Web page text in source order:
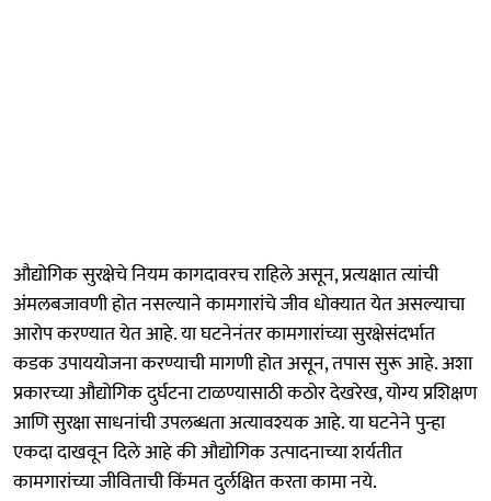
औद्योगिक सुरक्षेचे नियम कागदावरच राहिले असून, प्रत्यक्षात त्यांची
अंमलबजावणी होत नसल्याने कामगारांचे जीव धोक्यात येत असल्याचा
आरोप करण्यात येत आहे. या घटनेनंतर कामगारांच्या सुरक्षेसंदर्भात
कडक उपाययोजना करण्याची मागणी होत असून, तपास सुरू आहे. अशा
प्रकारच्या औद्योगिक दुर्घटना टाळण्यासाठी कठोर देखरेख, योग्य प्रशिक्षण
आणि सुरक्षा साधनांची उपलब्धता अत्यावश्यक आहे. या घटनेने पुन्हा
एकदा दाखवून दिले आहे की औद्योगिक उत्पादनाच्या शर्यतीत
कामगारांच्या जीविताची किंमत दुर्लक्षित करता कामा नये.